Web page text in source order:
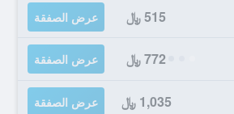
515 ﷼ عرض الصفقة
772 ﷼ عرض الصفقة
1,035 ﷼ عرض الصفقة